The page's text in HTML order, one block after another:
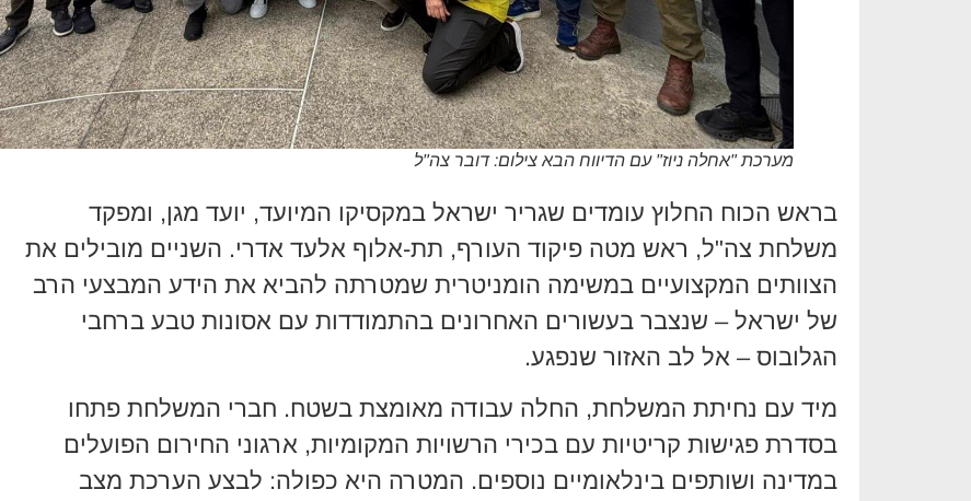
מערכת "אחלה ניוז" עם הדיווח הבא צילום: דובר צה"ל
בראש הכוח החלוץ עומדים שגריר ישראל במקסיקו המיועד, יועד מגן, ומפקד
משלחת צה"ל, ראש מטה פיקוד העורף, תת-אלוף אלעד אדרי. השניים מובילים את
הצוותים המקצועיים במשימה הומניטרית שמטרתה להביא את הידע המבצעי הרב
של ישראל – שנצבר בעשורים האחרונים בהתמודדות עם אסונות טבע ברחבי
הגלובוס – אל לב האזור שנפגע.
מיד עם נחיתת המשלחת, החלה עבודה מאומצת בשטח. חברי המשלחת פתחו
בסדרת פגישות קריטיות עם בכירי הרשויות המקומיות, ארגוני החירום הפועלים
במדינה ושותפים בינלאומיים נוספים. המטרה היא כפולה: לבצע הערכת מצב